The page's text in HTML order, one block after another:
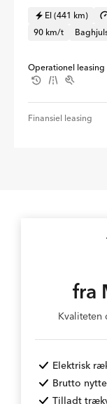
El (441 km)
90 km/t
Operationel leasing
Finansiel leasing
fra
Kvaliteten
Elektrisk
Brutto
Tilladt